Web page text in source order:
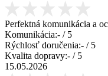
Perfektná komunikácia a
Komunikácia:- / 5
Rýchlosť doručenia:- / 5
Kvalita dopravy:- / 5
15.05.2026